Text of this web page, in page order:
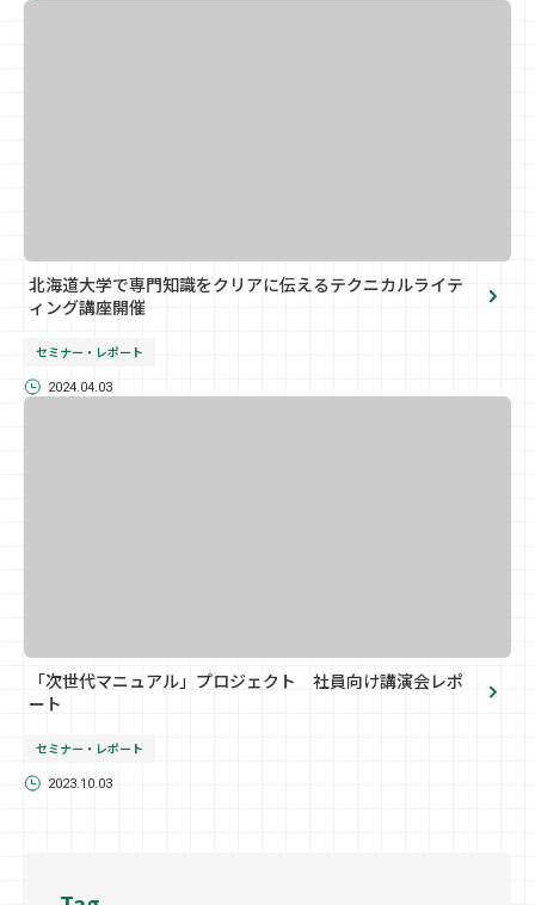
北海道大学で専門知識をクリアに伝えるテクニカルライテ
ィング講座開催
セミナー・レポート
2024.04.03
「次世代マニュアル」プロジェクト 社員向け講演会レポ
ート
セミナー・レポート
2023.10.03